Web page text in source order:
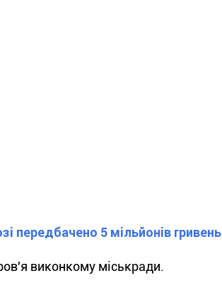
передбачено 5 мільйонів гривень
виконкому міськради.